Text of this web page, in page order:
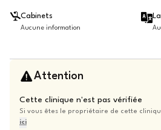
Cabinets
Aucune information
Attention
Cette clinique n'est pas vérifiée
Si vous êtes le propriétaire de cette
ici